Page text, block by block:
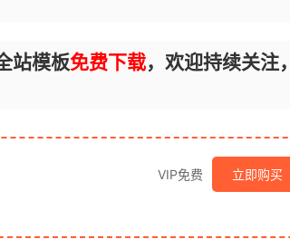
站模板免费下载，欢迎持续关注
VIP免费 立即购买